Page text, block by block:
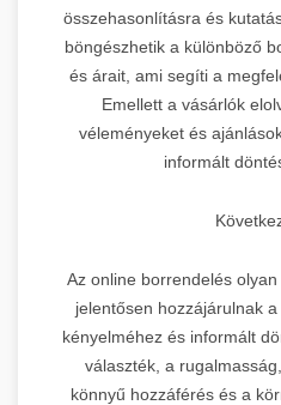
összehasonlításra és
böngészhetik a különböző
és árait, ami segíti a
Emellett a vásárlók
véleményeket és
informált
Az online borrendelés
jelentősen hozzájárulnak
kényelméhez és informált
választék, a
könnyű hozzáférés és a